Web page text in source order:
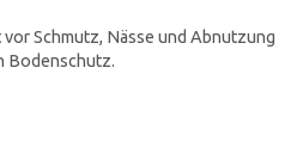
Schmutz, Nässe und Abnutzung
Bodenschutz.